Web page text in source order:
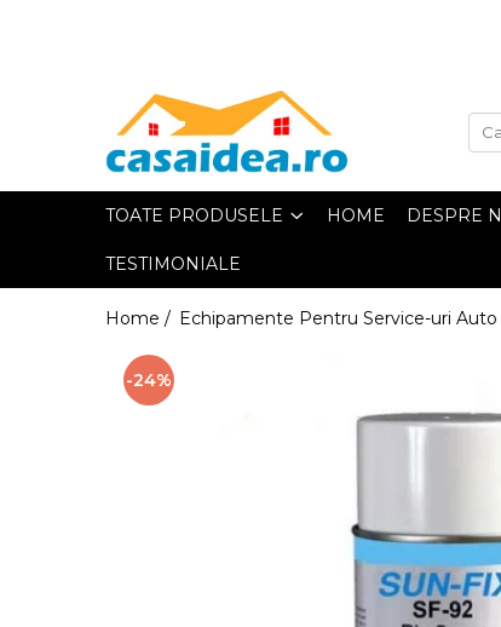
Banda Adeziva
TOATE PRODUSELE HOME DESPRE
TESTIMONIALE
Home / Echipamente Pentru Service-uri Auto
-24%